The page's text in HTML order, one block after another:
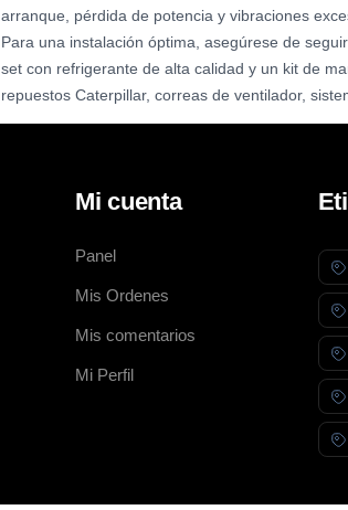
arranque, pérdida de potencia y vibraciones
Para una instalación óptima, asegúrese de
set con refrigerante de alta calidad y un kit de
repuestos Caterpillar, correas de ventilador,
Mi cuenta
Panel
Mis Ordenes
Mis comentarios
Mi Perfil